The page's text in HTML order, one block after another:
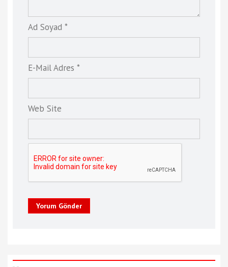
Ad Soyad *
E-Mail Adres *
Web Site
Yorum Gönder